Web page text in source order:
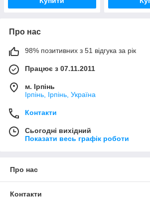
Про нас
98% позитивних з 51 відгука за рік
Працює з 07.11.2011
м. Ірпінь
Ірпінь, Ірпінь, Україна
Контакти
Сьогодні вихідний
Показати весь графік роботи
Про нас
Контакти